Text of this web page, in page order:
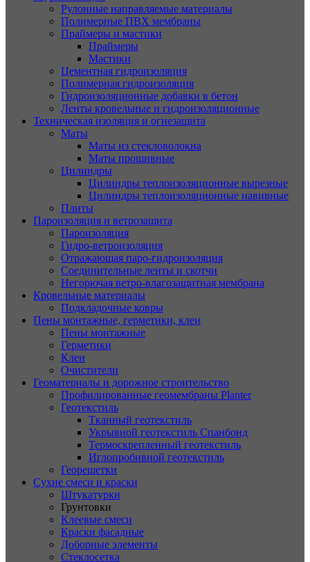
Рулонные направляемые материалы
Полимерные ПВХ мембраны
Праймеры и мастики
Праймеры
Мастики
Цементная гидроизоляция
Полимерная гидроизоляция
Гидроизоляционные добавки в бетон
Ленты кровельные и гидроизоляционные
Техническая изоляция и огнезащита
Маты
Маты из стекловолокна
Маты прошивные
Цилиндры
Цилиндры теплоизоляционные вырезные
Цилиндры теплоизоляционные навивные
Плиты
Пароизоляция и ветрозащита
Пароизоляция
Гидро-ветроизоляция
Отражающая паро-гидроизоляция
Соединительные ленты и скотчи
Негорючая ветро-влагозащитная мембрана
Кровельные материалы
Подкладочные ковры
Пены монтажные, герметики, клеи
Пены монтажные
Герметики
Клеи
Очистители
Геоматериалы и дорожное строительство
Профилированные геомембраны Planter
Геотекстиль
Тканный геотекстиль
Укрывной геотекстиль Спанбонд
Термоскрепленный геотекстиль
Иглопробивной геотекстиль
Георешетки
Сухие смеси и краски
Штукатурки
Грунтовки
Клеевые смеси
Краски фасадные
Доборные элементы
Стеклосетка